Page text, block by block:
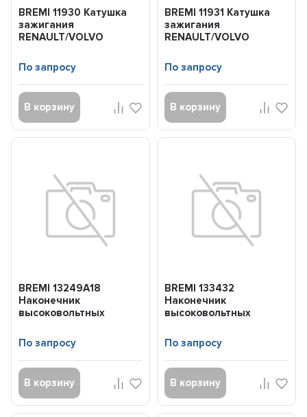
BREMI 11930 Катушка
зажигания
RENAULT/VOLVO
95-
По запросу
В корзину
BREMI 11931 Катушка
зажигания
RENAULT/VOLVO
95-
По запросу
В корзину
BREMI 13249A18
Наконечник
высоковольтных
3(E36)/5(E39) 93-
По запросу
В корзину
BREMI 133432
Наконечник
высоковольтных
W202/W210 95-
По запросу
В корзину